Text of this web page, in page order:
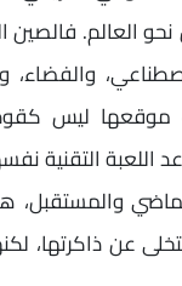
نحو العالم.
والفضاء،
موقعها ليس
التقنية
والمستقبل،
عن ذاكرتها،